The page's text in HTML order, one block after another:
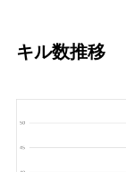
キル数推移